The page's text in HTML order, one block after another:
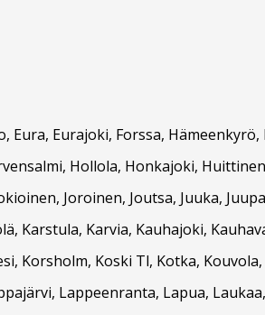
Eura, Eurajoki, Forssa,
Hollola, Honkajoki,
Joroinen, Joutsa, Juuka,
Karstula, Karvia, Kauhajoki,
Korsholm, Koski Tl, Kotka,
Lappeenranta, Lapua,